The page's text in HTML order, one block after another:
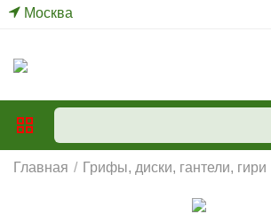
Москва
Главная / Грифы, диски, гантели, гири